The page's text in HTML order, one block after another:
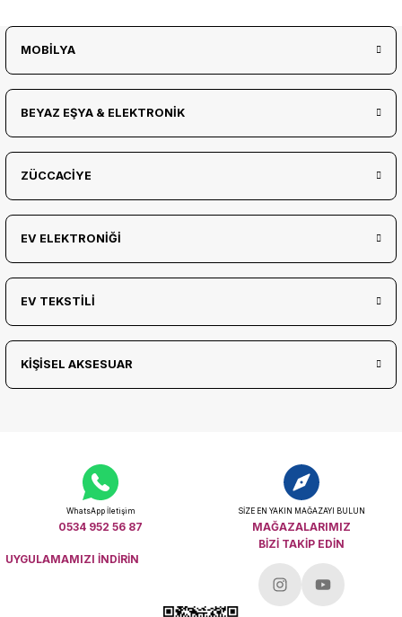
MOBİLYA
BEYAZ EŞYA & ELEKTRONİK
ZÜCCACİYE
EV ELEKTRONİĞİ
EV TEKSTİLİ
KİŞİSEL AKSESUAR
WhatsApp İletişim
0534 952 56 87
SİZE EN YAKIN MAĞAZAYI BULUN
MAĞAZALARIMIZ
UYGULAMAMIZI İNDİRİN
BİZİ TAKİP EDİN